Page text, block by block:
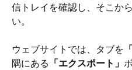
信トレイを確認し、そこか
い。
ウェブサイトでは、タブを
隅にある 「エクスポート」